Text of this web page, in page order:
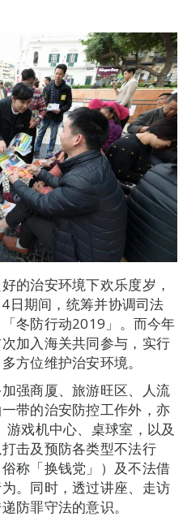
的治安环境下欢乐度岁，
日期间，统筹并协调司法
冬防行动2019」。而今年
加入海关共同参与，实行
方位维护治安环境。
强商厦、旅游旺区、人流
带的治安防控工作外，亦
戏机中心、桌球室，以及
击及预防各类型不法行
称「换钱党」）及不法借
。同时，透过讲座、走访
防罪守法的意识。